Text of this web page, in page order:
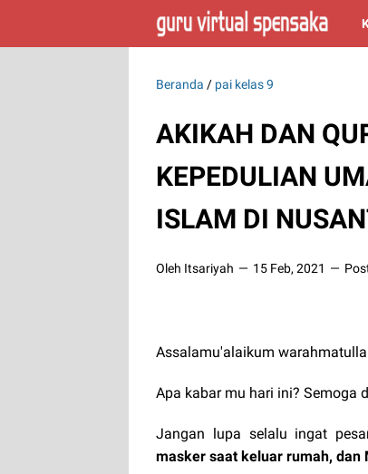
Beranda / pai kelas 9
AKIKAH DAN
KEPEDULIAN
ISLAM DI
Oleh Itsariyah 15 Feb, 2021
Assalamu'alaikum
Apa kabar mu hari ini? Semoga
Jangan lupa selalu ingat
masker saat keluar rumah, dan